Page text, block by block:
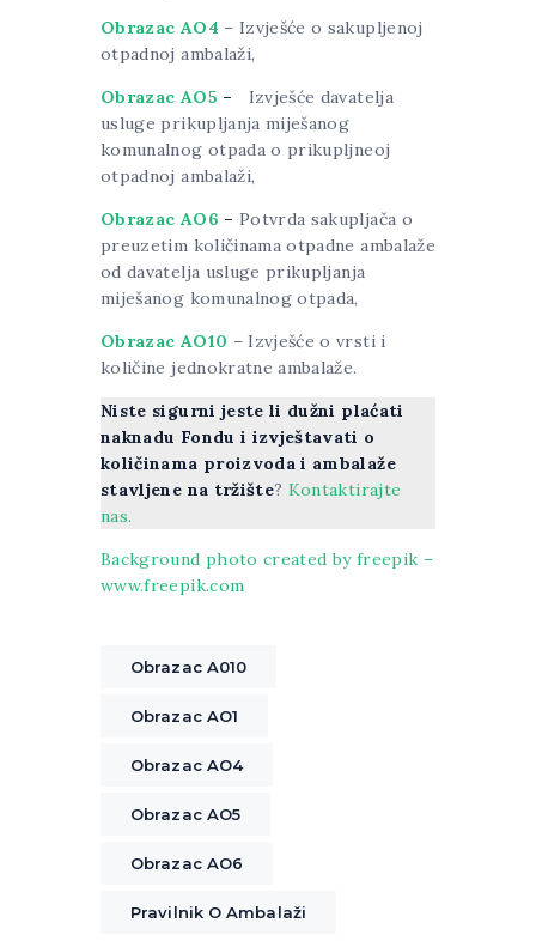
Obrazac AO4 – Izvješće o sakupljenoj
otpadnoj ambalaži,
Obrazac AO5 – Izvješće davatelja
usluge prikupljanja miješanog
komunalnog otpada o prikupljneoj
otpadnoj ambalaži,
Obrazac AO6 – Potvrda sakupljača o
preuzetim količinama otpadne ambalaže
od davatelja usluge prikupljanja
miješanog komunalnog otpada,
Obrazac AO10 – Izvješće o vrsti i
količine jednokratne ambalaže.
Niste sigurni jeste li dužni plaćati
naknadu Fondu i izvještavati o
količinama proizvoda i ambalaže
stavljene na tržište? Kontaktirajte
nas.
Background photo created by freepik –
www.freepik.com
Obrazac A010
Obrazac AO1
Obrazac AO4
Obrazac AO5
Obrazac AO6
Pravilnik O Ambalaži